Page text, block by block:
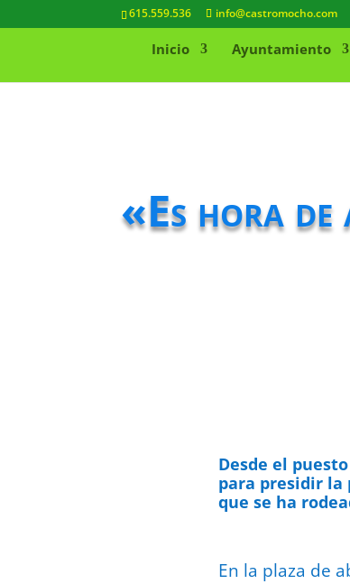
615.559.536 info@castromocho.com
Inicio Ayuntamiento
«Es hora
Desde el
para presidir la
que se ha
En la plaza de